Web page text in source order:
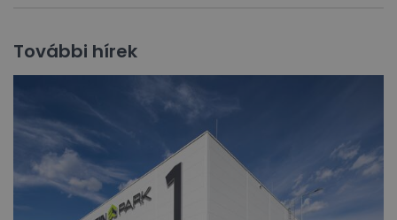
További hírek